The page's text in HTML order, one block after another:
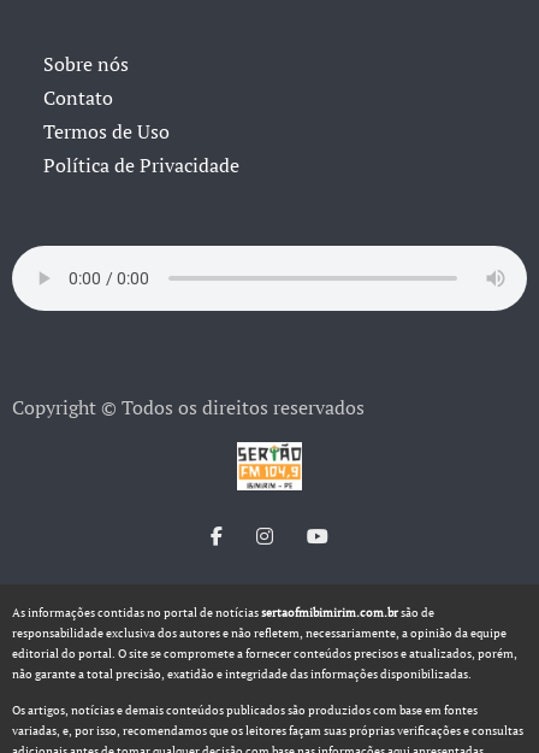
Sobre nós
Contato
Termos de Uso
Política de Privacidade
Copyright © Todos os direitos reservados
As informações contidas no portal de notíciassertaofmibimirim.com.brsão de
responsabilidade exclusiva dos autores e não refletem, necessariamente, a opinião da equipe
editorial do portal. O site se compromete a fornecer conteúdos precisos e atualizados, porém,
não garante a total precisão, exatidão e integridade das informações disponibilizadas.
Os artigos, notícias e demais conteúdos publicados são produzidos com base em fontes
variadas, e, por isso, recomendamos que os leitores façam suas próprias verificações e consultas